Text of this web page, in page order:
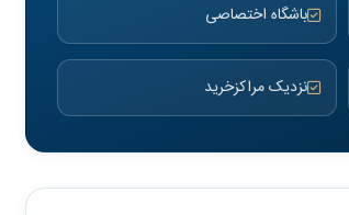
باشگاه اختصاصی
نزدیک مراکزخرید